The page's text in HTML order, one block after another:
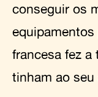
conseguir os
francesa fez a
tinham ao seu